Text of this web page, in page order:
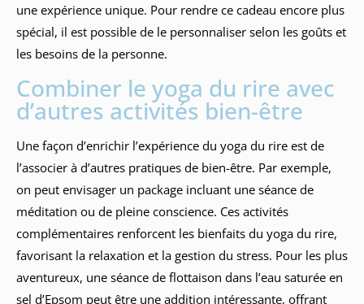
une expérience unique. Pour rendre ce cadeau encore plus
spécial, il est possible de le personnaliser selon les goûts et
les besoins de la personne.
Combiner le yoga du rire avec
d’autres activités bien-être
Une façon d’enrichir l’expérience du yoga du rire est de
l’associer à d’autres pratiques de bien-être. Par exemple,
on peut envisager un package incluant une séance de
méditation ou de pleine conscience. Ces activités
complémentaires renforcent les bienfaits du yoga du rire,
favorisant la relaxation et la gestion du stress. Pour les plus
aventureux, une séance de flottaison dans l’eau saturée en
sel d’Epsom peut être une addition intéressante, offrant